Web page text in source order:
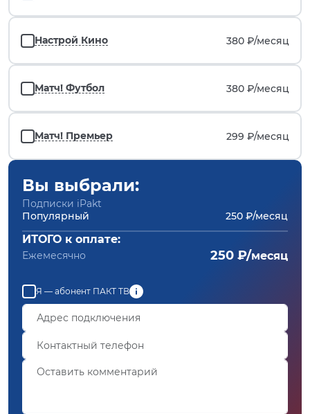
Настрой Кино 380 ₽/месяц
Матч! Футбол 380 ₽/месяц
Матч! Премьер 299 ₽/месяц
Вы выбрали:
Подписки iPakt
Популярный
250 ₽/месяц
ИТОГО к оплате:
Ежемесячно 250 ₽/месяц
Я — абонент ПАКТ ТВ